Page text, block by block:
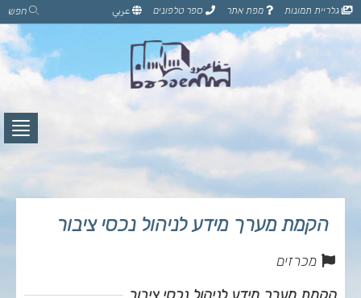
דלג
לתוכן
הדף
גלריית תמונות מפת אתר ספר טלפונים عربي חפש
לחץ
הקמת מערך מידע לניהול נכסי ציבור
מכרזים